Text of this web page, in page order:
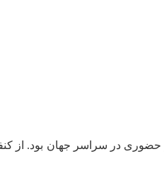
آنلاین و حضوری در سراسر